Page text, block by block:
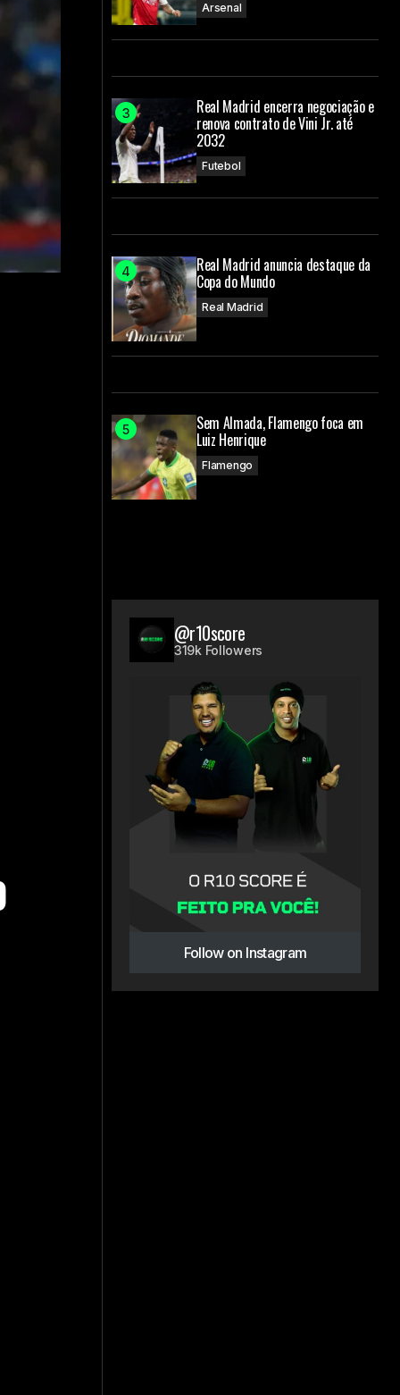
Arsenal
Real Madrid encerra negociação e
renova contrato de Vini Jr. até
2032
Futebol
Real Madrid anuncia destaque da
Copa do Mundo
Real Madrid
Sem Almada, Flamengo foca em
Luiz Henrique
Flamengo
@r10score
319k Followers
Follow on Instagram